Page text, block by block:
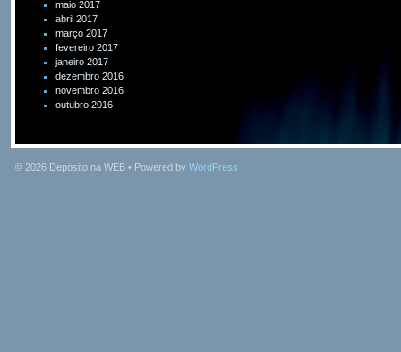
maio 2017
abril 2017
março 2017
fevereiro 2017
janeiro 2017
dezembro 2016
novembro 2016
outubro 2016
© 2026 Depósito na WEB • Powered by WordPress